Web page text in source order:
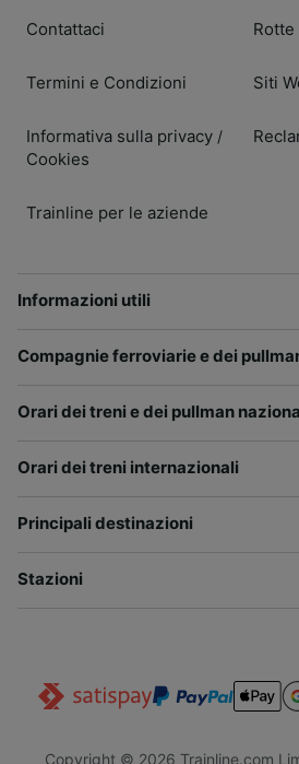
Contattaci
Termini e Condizioni
Informativa sulla privacy /
Cookies
Trainline per le aziende
Siti
Informazioni utili
Compagnie ferroviarie e dei
Orari dei treni e dei pullman
Orari dei treni internazionali
Principali destinazioni
Stazioni
Copyright © 2026 Trainline.com